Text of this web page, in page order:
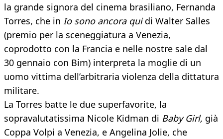
la grande signora del cinema brasiliano, Fernanda
Torres, che in Io sono ancora quidi Walter Salles
(premio per la sceneggiatura a Venezia,
coprodotto con la Francia e nelle nostre sale dal
30 gennaio con Bim) interpreta la moglie di un
uomo vittima dell’arbitraria violenza della dittatura
militare.
La Torres batte le due superfavorite, la
sopravalutatissima Nicole Kidman di Baby Girl, già
Coppa Volpi a Venezia, e Angelina Jolie, che